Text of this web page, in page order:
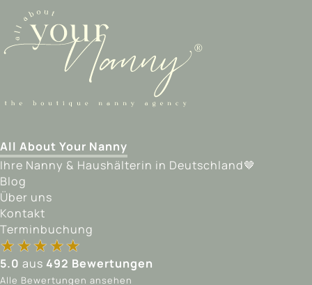
All About Your Nanny
Ihre Nanny & Haushälterin in Deutschland🤎
Blog
Über uns
Kontakt
Terminbuchung
★★★★★
★★★★★
5.0 aus 492 Bewertungen
Alle Bewertungen ansehen